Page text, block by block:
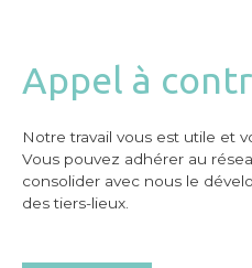
Appel à
Notre travail vous est utile et
Vous pouvez adhérer au
consolider avec nous le
des tiers-lieux.